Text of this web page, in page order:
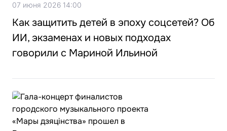
07 июня 2026 14:00
Как защитить детей в эпоху соцсетей? Об
ИИ, экзаменах и новых подходах
говорили с Мариной Ильиной